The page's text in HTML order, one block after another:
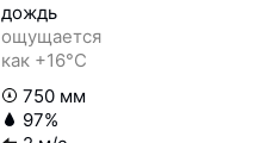
дождь
ощущается
как +16°C
750 мм
97%